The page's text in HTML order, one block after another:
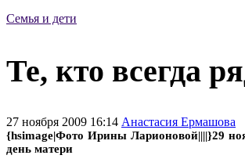
Семья и дети
Те, кто всегда
27 ноября 2009 16:14 Анастасия Ермашова
{hsimage|Фото Ирины Ларионовой||||}29
день матери